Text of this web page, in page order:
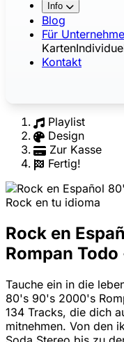
Info
Blog
Für
Karten
Kontakt
Playlist
Design
Zur Kasse
Fertig!
Rock en
Rompan
Tauche ein in die
80's 90's 2000's
134 Tracks, die dich
mitnehmen. Von den